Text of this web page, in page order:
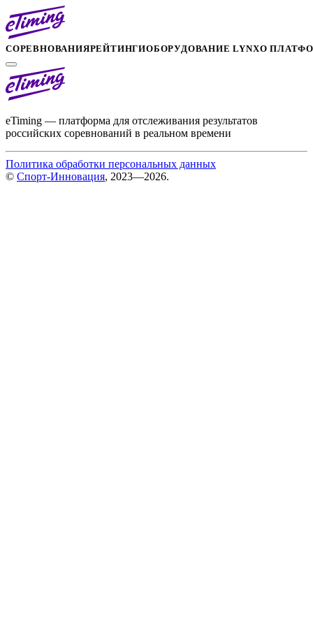
СОРЕВНОВАНИЯРЕЙТИНГИОБОРУДОВАНИЕ LYNXО
eTiming — платформа для отслеживания результатов
российских соревнований в реальном времени
Политика обработки персональных данных
© Спорт-Инновация, 2023—2026.